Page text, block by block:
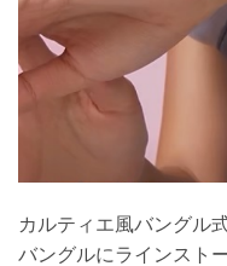
カルティエ風バングル
バングルにラインスト